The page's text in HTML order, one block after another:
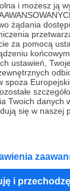
i możesz ją
żądania
za pomocą
ustawień,
spoza
Twoich danych
się w naszej
i
progu
projekt i jakie
co Ci sie